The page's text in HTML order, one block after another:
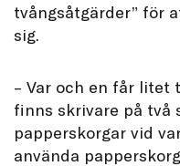
tvångsåtgärder” för
sig.
– Var och en får litet
finns skrivare på två
papperskorgar vid
använda